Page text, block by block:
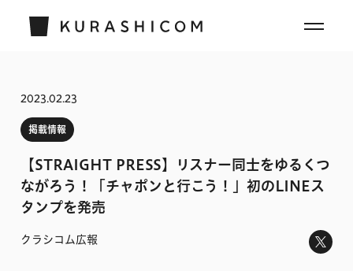
2023.02.23
掲載情報
【STRAIGHT PRESS】リスナー同士をゆるくつ
ながろう！「チャポンと行こう！」初のLINEス
タンプを発売
クラシコム広報